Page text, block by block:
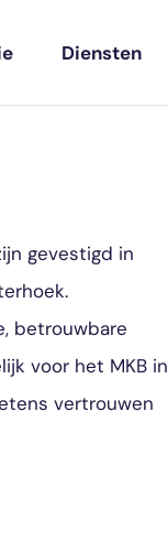
Diensten
gevestigd in
betrouwbare
voor het MKB in
vertrouwen